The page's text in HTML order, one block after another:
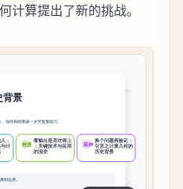
计算提出了新的挑战。